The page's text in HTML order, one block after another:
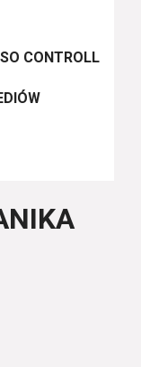
CONTROLL